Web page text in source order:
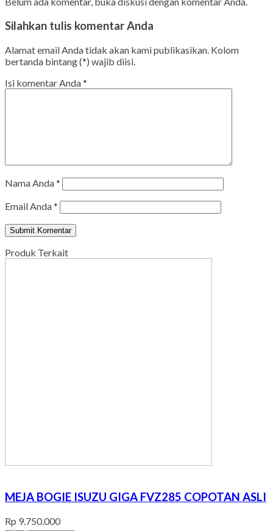
Silahkan tulis komentar Anda
Alamat email Anda tidak akan kami publikasikan. Kolom
bertanda bintang (*) wajib diisi.
Isi komentar Anda*
Nama Anda*
Email Anda*
Produk Terkait
MEJA BOGIE ISUZU GIGA FVZ285 COPOTAN ASLI
Rp 9.750.000